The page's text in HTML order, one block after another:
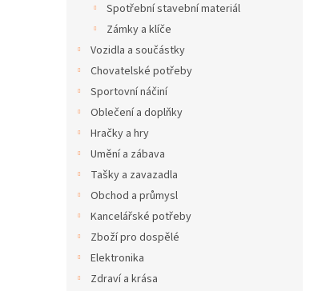
Spotřební stavební materiál
Zámky a klíče
Vozidla a součástky
Chovatelské potřeby
Sportovní náčiní
Oblečení a doplňky
Hračky a hry
Umění a zábava
Tašky a zavazadla
Obchod a průmysl
Kancelářské potřeby
Zboží pro dospělé
Elektronika
Zdraví a krása